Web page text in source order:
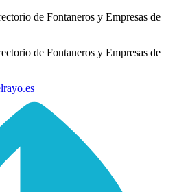
de Fontaneros y Empresas de
de Fontaneros y Empresas de